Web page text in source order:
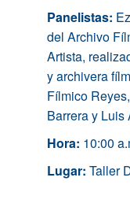
Panelistas:
del Archivo
Artista,
y archivera
Fílmico
Barrera y
Hora: 10:00
Lugar: Taller